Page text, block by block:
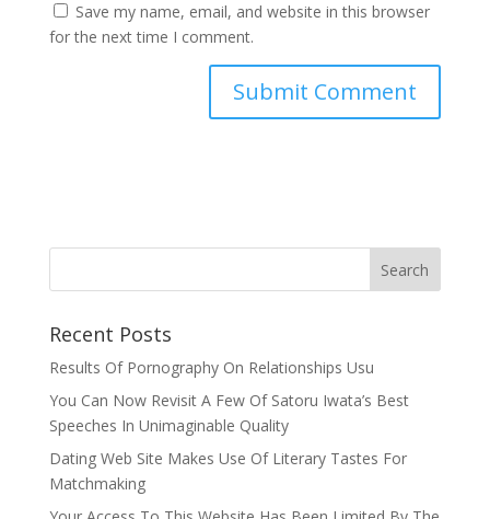
Save my name, email, and website in this browser
for the next time I comment.
Recent Posts
Results Of Pornography On Relationships Usu
You Can Now Revisit A Few Of Satoru Iwata’s Best
Speeches In Unimaginable Quality
Dating Web Site Makes Use Of Literary Tastes For
Matchmaking